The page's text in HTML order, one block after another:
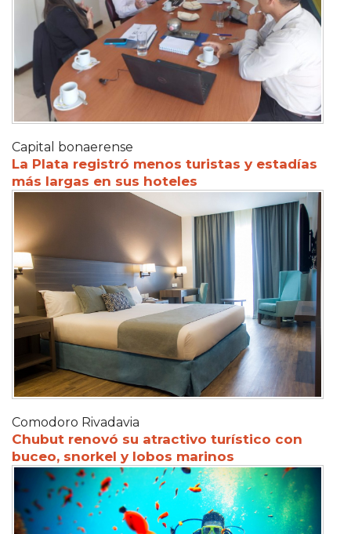
Capital bonaerense
La Plata registró menos turistas y estadías
más largas en sus hoteles
Comodoro Rivadavia
Chubut renovó su atractivo turístico con
buceo, snorkel y lobos marinos